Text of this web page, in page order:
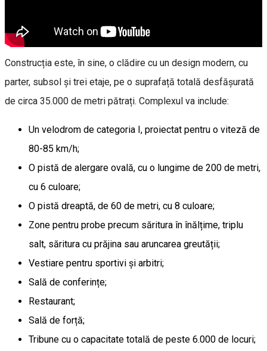
Construcția este, în sine, o clădire cu un design modern, cu
parter, subsol și trei etaje, pe o suprafață totală desfășurată
de circa 35.000 de metri pătrați. Complexul va include:
Un velodrom de categoria I, proiectat pentru o viteză de
80-85 km/h;
O pistă de alergare ovală, cu o lungime de 200 de metri,
cu 6 culoare;
O pistă dreaptă, de 60 de metri, cu 8 culoare;
Zone pentru probe precum săritura în înălțime, triplu
salt, săritura cu prăjina sau aruncarea greutății;
Vestiare pentru sportivi și arbitri;
Sală de conferințe;
Restaurant;
Sală de forță;
Tribune cu o capacitate totală de peste 6.000 de locuri;